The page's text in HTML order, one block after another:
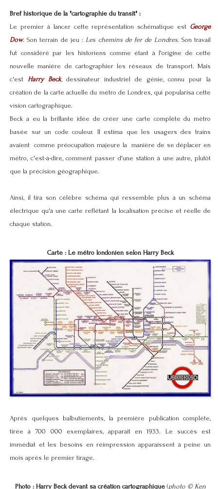
Bref historique de la "cartographie du transit" :
Le premier à lancer cette représentation schématique est George
Dow. Son terrain de jeu : Les chemins de fer de Londres. Son travail
fut considéré par les historiens comme étant à l'origine de cette
nouvelle manière de cartographier les réseaux de transport. Mais
c'est Harry Beck, dessinateur industriel de génie, connu pour la
création de la carte actuelle du métro de Londres, qui popularisa cette
vision cartographique.
Beck a eu la brillante idée de créer une carte complète du métro
basée sur un code couleur. Il estima que les usagers des trains
avaient comme préocupation majeure la manière de se déplacer en
métro, c'est-à-dire, comment passer d'une station à une autre, plutôt
que la précision géographique.
Ainsi, il tira son célèbre schéma qui ressemble plus à un schéma
électrique qu'à une carte reflétant la localisation précise et réelle de
chaque station.
Carte : Le métro londonien selon Harry Beck
Après quelques balbutiements, la première publication complète,
tirée à 700 000 exemplaires, apparait en 1933. Le succès est
immédiat et les besoins en réimpression apparaissent à peine un
mois après le premier tirage.
Photo : Harry Beck devant sa création cartographique(photo © Ken